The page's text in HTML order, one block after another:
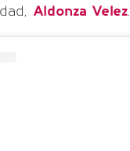
Aldonza Velez.